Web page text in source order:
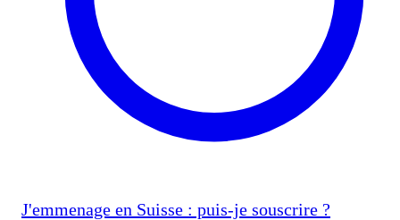
J'emmenage en Suisse : puis-je souscrire ?